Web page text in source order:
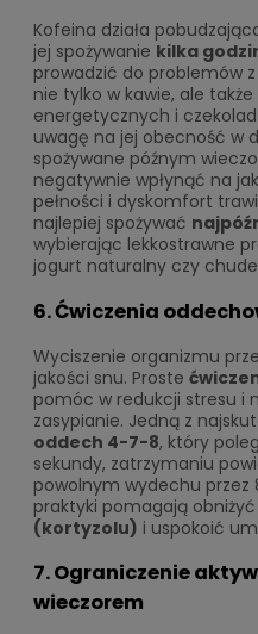
Kofeina działa
jej spożywanie kilka
prowadzić do problemów
nie tylko w kawie, ale
energetycznych i
uwagę na jej obecność w
spożywane późnym
negatywnie wpłynąć na
pełności i dyskomfort
najlepiej spożywać
wybierając lekkostrawne
jogurt naturalny czy chude
6. Ćwiczenia
Wyciszenie organizmu
jakości snu. Proste
pomóc w redukcji stresu i
zasypianie. Jedną z
oddech 4-7-8, który
sekundy, zatrzymaniu
powolnym wydechu przez
praktyki pomagają
(kortyzolu) i uspokoić
7. Ograniczenie
wieczorem